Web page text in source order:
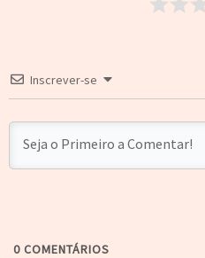
Inscrever-se
0 COMENTÁRIOS